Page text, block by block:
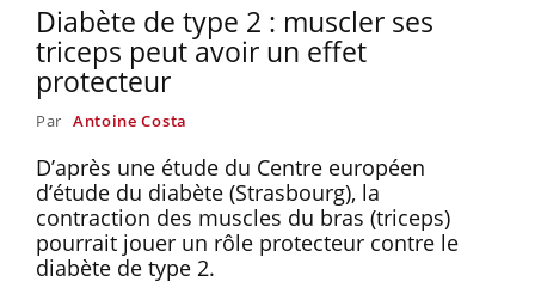
Diabète de type 2 : muscler ses
triceps peut avoir un effet
protecteur
Par Antoine Costa
D’après une étude du Centre européen
d’étude du diabète (Strasbourg), la
contraction des muscles du bras (triceps)
pourrait jouer un rôle protecteur contre le
diabète de type 2.